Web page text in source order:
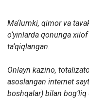
Ma‘lumki, qimor va
o‘yinlarda qonunga
ta‘qiqlangan.
Onlayn kazino,
asoslangan internet
boshqalar) bilan